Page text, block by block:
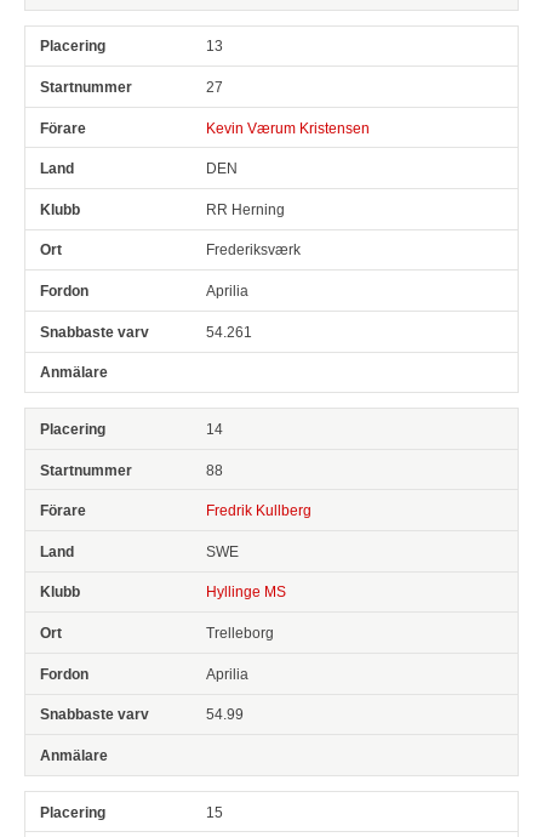
13
27
Kevin Værum Kristensen
DEN
RR Herning
Frederiksværk
Aprilia
54.261
14
88
Fredrik Kullberg
SWE
Hyllinge MS
Trelleborg
Aprilia
54.99
15